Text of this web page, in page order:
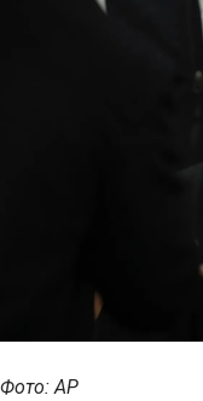
Фото: AP